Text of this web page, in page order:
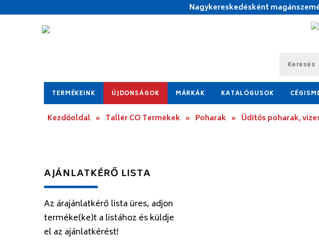
Nagykereskedésként
TERMÉKEINK ÚJDONSÁGOK MÁRKÁK KATALÓGUSOK
Kezdőoldal » Tallér CO Termékek » Poharak » Üdítős poharak,
AJÁNLATKÉRŐ LISTA
Az árajánlatkérő lista üres, adjon
terméke(ke)t a listához és küldje
el az ajánlatkérést!